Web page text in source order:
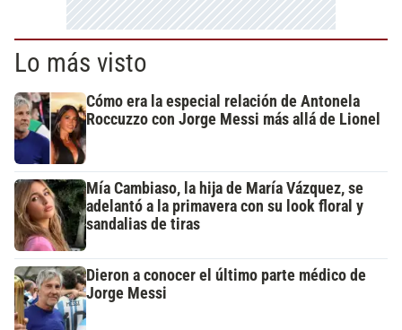
Lo más visto
Cómo era la especial relación de Antonela
Roccuzzo con Jorge Messi más allá de Lionel
Mía Cambiaso, la hija de María Vázquez, se
adelantó a la primavera con su look floral y
sandalias de tiras
Dieron a conocer el último parte médico de
Jorge Messi